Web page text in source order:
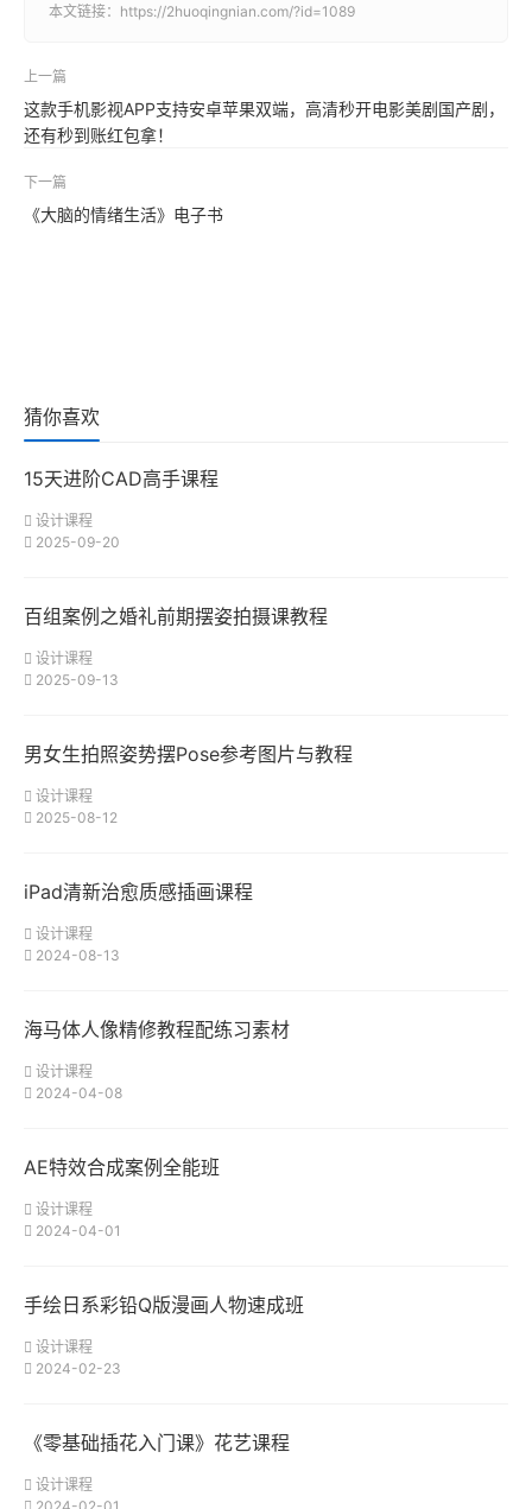
本文链接： https://2huoqingnian.com/?id=1089
上一篇
这款手机影视APP支持安卓苹果双端，高清秒开电影美剧国产剧，
还有秒到账红包拿！
下一篇
《大脑的情绪生活》电子书
猜你喜欢
15天进阶CAD高手课程
设计课程
2025-09-20
百组案例之婚礼前期摆姿拍摄课教程
设计课程
2025-09-13
男女生拍照姿势摆Pose参考图片与教程
设计课程
2025-08-12
iPad清新治愈质感插画课程
设计课程
2024-08-13
海马体人像精修教程配练习素材
设计课程
2024-04-08
AE特效合成案例全能班
设计课程
2024-04-01
手绘日系彩铅Q版漫画人物速成班
设计课程
2024-02-23
《零基础插花入门课》花艺课程
设计课程